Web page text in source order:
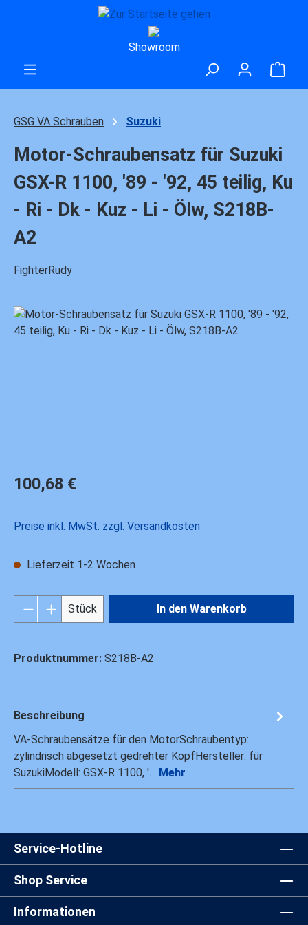
Zum Hauptinhalt springen
Showroom
GSG VA Schrauben Suzuki
Motor-Schraubensatz für Suzuki
GSX-R 1100, '89 - '92, 45 teilig, Ku
- Ri - Dk - Kuz - Li - Ölw, S218B-
A2
FighterRudy
Bildergalerie überspringen
Regulärer Preis:
100,68 €
Preise inkl. MwSt. zzgl. Versandkosten
Lieferzeit 1-2 Wochen
Produkt Anzahl: Gib den gewünschten
Stück In den Warenkorb
Produktnummer: S218B-A2
Beschreibung
VA-Schraubensätze für den MotorSchraubentyp:
zylindrisch abgesetzt gedrehter KopfHersteller: für
SuzukiModell: GSX-R 1100, '… Mehr
Service-Hotline
Shop Service
Informationen